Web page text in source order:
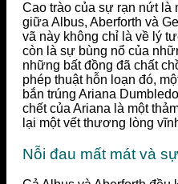
Cao trào của sự rạn nứt là
giữa Albus, Aberforth và
vã này không chỉ là về lý
còn là sự bùng nổ của
những bất đồng đã chất
phép thuật hỗn loạn đó,
bắn trúng Ariana
chết của Ariana là một
lại một vết thương lòng
Nỗi đau mất mát và